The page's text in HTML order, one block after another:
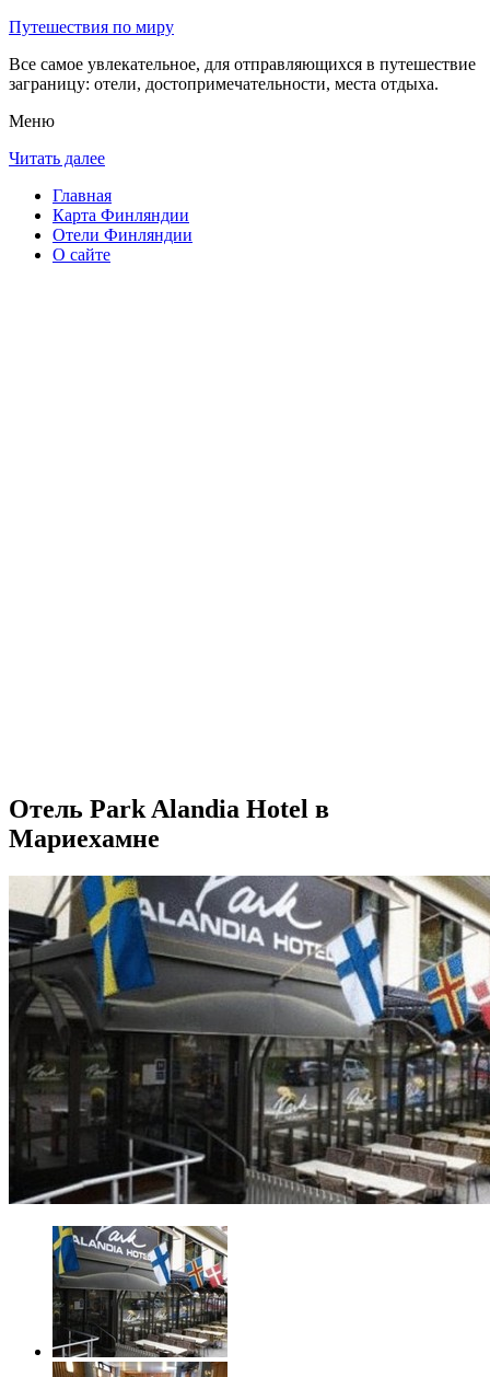
Путешествия по миру
Все самое увлекательное, для отправляющихся в путешествие
заграницу: отели, достопримечательности, места отдыха.
Меню
Читать далее
Главная
Карта Финляндии
Отели Финляндии
О сайте
Отель Park Alandia Hotel в
Мариехамне